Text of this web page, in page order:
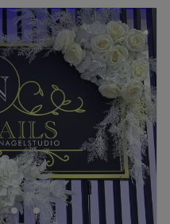
09:30–20:00
09:30 –20:00
09:30–20:00
09:30–20:00
10:00
17:00
Geschlossen
Rasieren und
für die Kurze-Hosen-
Waxingstudio -
einen Besuch abstatten.